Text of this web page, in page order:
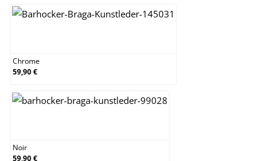
Chrome
59,90 €
Noir
59,90 €